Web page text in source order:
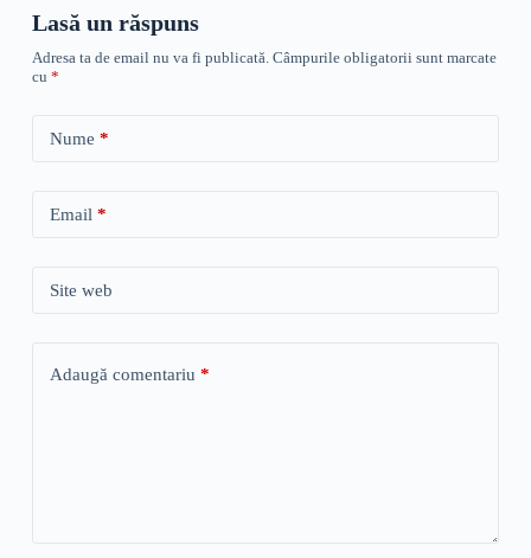
Lasă un răspuns
Adresa ta de email nu va fi publicată. Câmpurile obligatorii sunt marcate
cu *
Nume *
Email *
Site web
Adaugă comentariu *